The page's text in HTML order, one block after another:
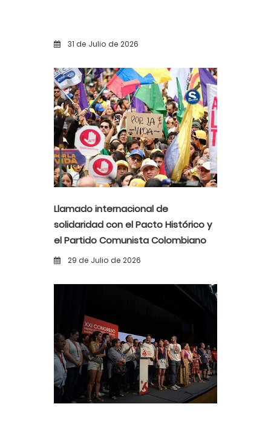
31 de Julio de 2026
Llamado internacional de
solidaridad con el Pacto Histórico y
el Partido Comunista Colombiano
ante la alerta democrática y la
29 de Julio de 2026